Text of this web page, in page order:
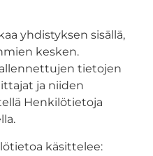
yhdistyksen sisällä,
kesken.
tietojen
ja niiden
Henkilötietoja
käsittelee: